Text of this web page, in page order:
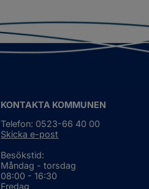
KONTAKTA KOMMUNEN
Telefon: 0523-66 40 00
Skicka e-post
Besökstid:
Måndag - torsdag
08:00 - 16:30
Fredag